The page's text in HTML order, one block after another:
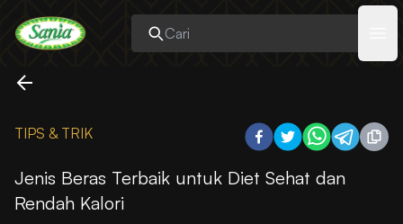
Sania
TIPS & TRIK
Jenis Beras Terbaik untuk Diet Sehat dan
Rendah Kalori